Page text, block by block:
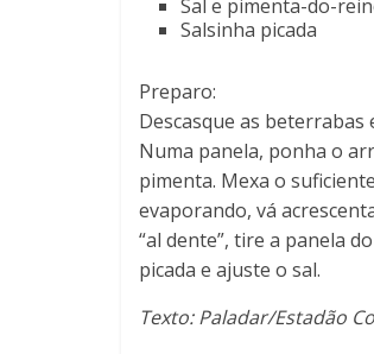
Sal e pimenta-do-
Salsinha picada
Preparo:
Descasque as
Numa panela, ponha o
pimenta. Mexa o
evaporando, vá
“al dente”, tire a panela
picada e ajuste o sal.
Texto: Paladar/Estadão